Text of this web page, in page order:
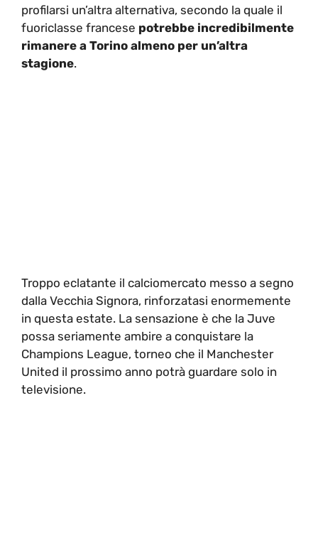
profilarsi un’altra alternativa, secondo la quale il
fuoriclasse francese potrebbe incredibilmente
rimanere a Torino almeno per un’altra
stagione.
Troppo eclatante il calciomercato messo a segno
dalla Vecchia Signora, rinforzatasi enormemente
in questa estate. La sensazione è che la Juve
possa seriamente ambire a conquistare la
Champions League, torneo che il Manchester
United il prossimo anno potrà guardare solo in
televisione.